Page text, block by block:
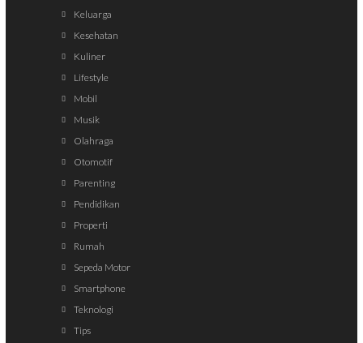
Keluarga
Kesehatan
Kuliner
Lifestyle
Mobil
Musik
Olahraga
Otomotif
Parenting
Pendidikan
Properti
Rumah
Sepeda Motor
Smartphone
Teknologi
Tips